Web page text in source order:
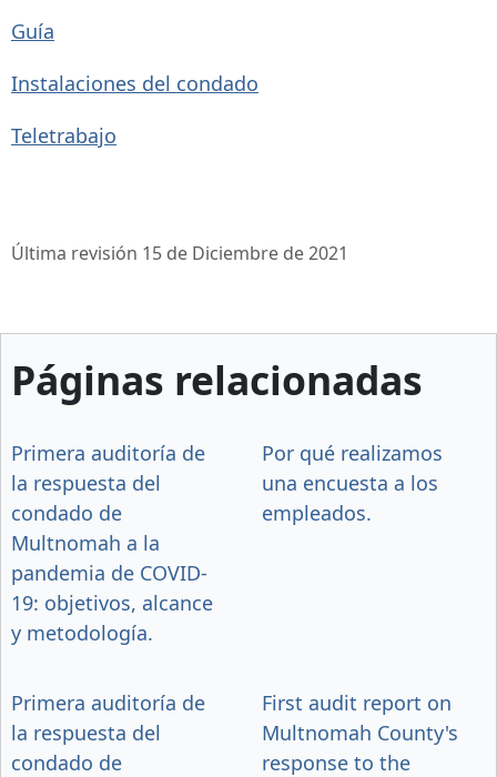
Guía
Instalaciones del condado
Teletrabajo
Última revisión 15 de Diciembre de 2021
Páginas relacionadas
Primera auditoría de
la respuesta del
condado de
Multnomah a la
pandemia de COVID-
19: objetivos, alcance
y metodología.
Por qué realizamos
una encuesta a los
empleados.
Primera auditoría de
la respuesta del
condado de
First audit report on
Multnomah County's
response to the